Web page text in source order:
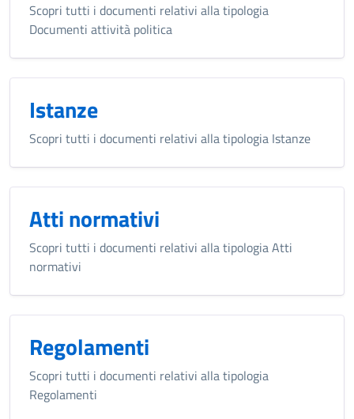
Scopri tutti i documenti relativi alla tipologia
Documenti attività politica
Istanze
Scopri tutti i documenti relativi alla tipologia Istanze
Atti normativi
Scopri tutti i documenti relativi alla tipologia Atti
normativi
Regolamenti
Scopri tutti i documenti relativi alla tipologia
Regolamenti